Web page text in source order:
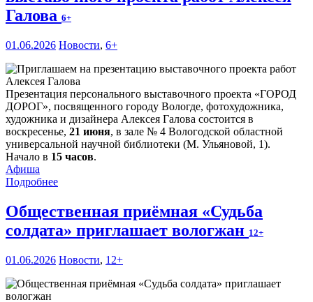
Галова 6+
01.06.2026 Новости, 6+
Презентация персонального выставочного проекта «ГОРОД
ДОРОГ», посвященного городу Вологде, фотохудожника,
художника и дизайнера Алексея Галова состоится в
воскресенье, 21 июня, в зале № 4 Вологодской областной
универсальной научной библиотеки (М. Ульяновой, 1).
Начало в 15 часов.
Афиша
Подробнее
Общественная приёмная «Судьба
солдата» приглашает вологжан 12+
01.06.2026 Новости, 12+